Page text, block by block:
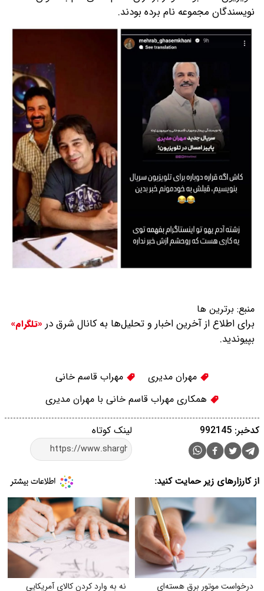
نویسندگان مجموعه نام برده بودند.
منبع: برترین ها
برای اطلاع از آخرین اخبار و تحلیل‌ها به کانال شرق در «تلگرام»
بپیوندید.
مهران مدیری
مهراب قاسم خانی
همکاری مهراب قاسم خانی با مهران مدیری
لینک کوتاه کدخبر: 992145
از کارزارهای زیر حمایت کنید:
درخواست موتور برق هسته‌ای
نه به وارد کردن کالای آمریکایی